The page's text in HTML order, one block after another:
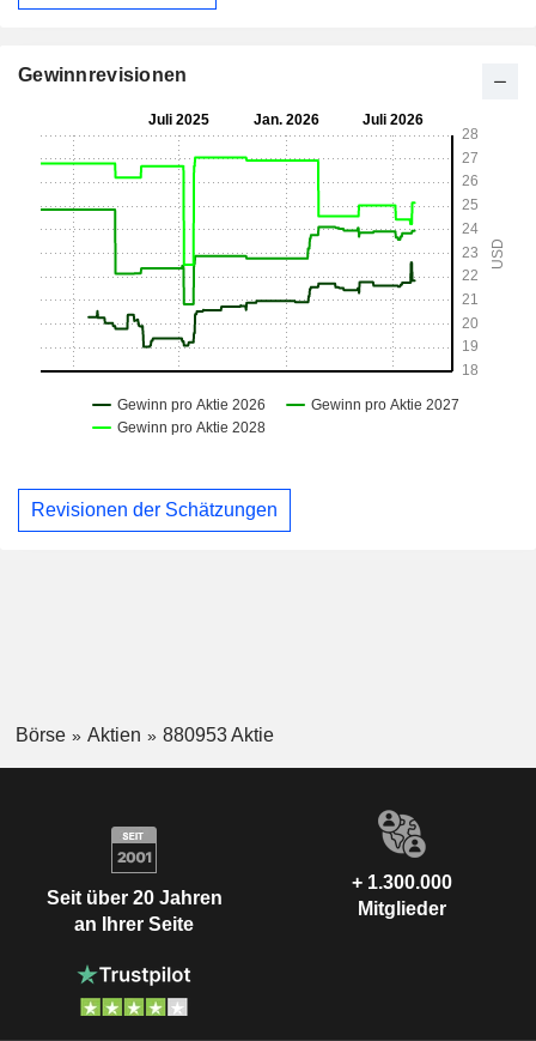
Gewinnrevisionen
Revisionen der Schätzungen
Börse Aktien 880953 Aktie
Seit über 20 Jahren
an Ihrer Seite
+ 1.300.000
Mitglieder